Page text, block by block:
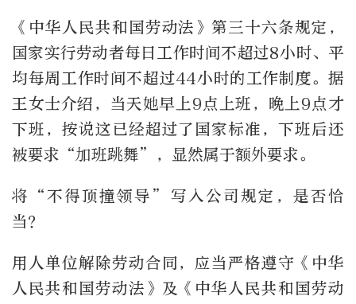
《中华人民共和国劳动法》第三十六条规定，
国家实行劳动者每日工作时间不超过8小时、平
均每周工作时间不超过44小时的工作制度。据
王女士介绍，当天她早上9点上班，晚上9点才
下班，按说这已经超过了国家标准，下班后还
被要求“加班跳舞”，显然属于额外要求。
将“不得顶撞领导”写入公司规定，是否恰
当？
用人单位解除劳动合同，应当严格遵守《中华
人民共和国劳动法》及《中华人民共和国劳动